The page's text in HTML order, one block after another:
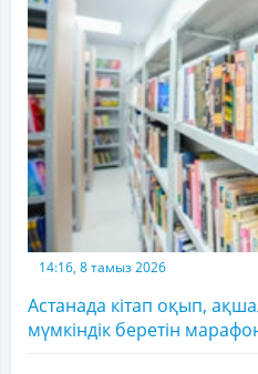
14:16, 8 тамыз 2026
Астанада кітап оқып,
мүмкіндік беретін